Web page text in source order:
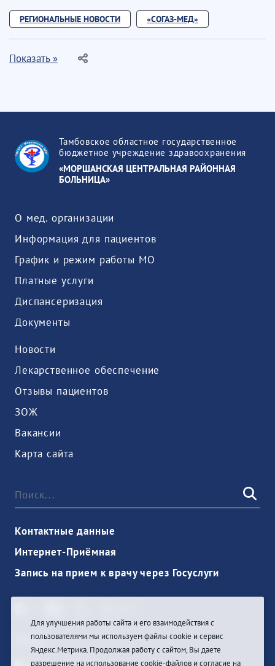
РЕГИОНАЛЬНЫЕ НОВОСТИ «СОГАЗ-МЕД»
Показать »
Тамбовское областное государственное
бюджетное учреждение здравоохранения
«МОРШАНСКАЯ ЦЕНТРАЛЬНАЯ РАЙОННАЯ
БОЛЬНИЦА»
О мед. организации
Информация для пациентов
График и режим работы МО
Платные услуги
Диспансеризация
Документы
Новости
Лекарственное обеспечение
Отзывы пациентов
ЗОЖ
Вакансии
Карта сайта
Контактные данные
Интернет-Приёмная
Запись на прием к врачу через Госуслуги
Войти
Для улучшения работы сайта и его взаимодействия с
пользователями мы используем файлы cookie и сервис
Яндекс.Метрика. Продолжая работу с сайтом, Вы даете
разрешение на использование cookie-файлов и согласие на